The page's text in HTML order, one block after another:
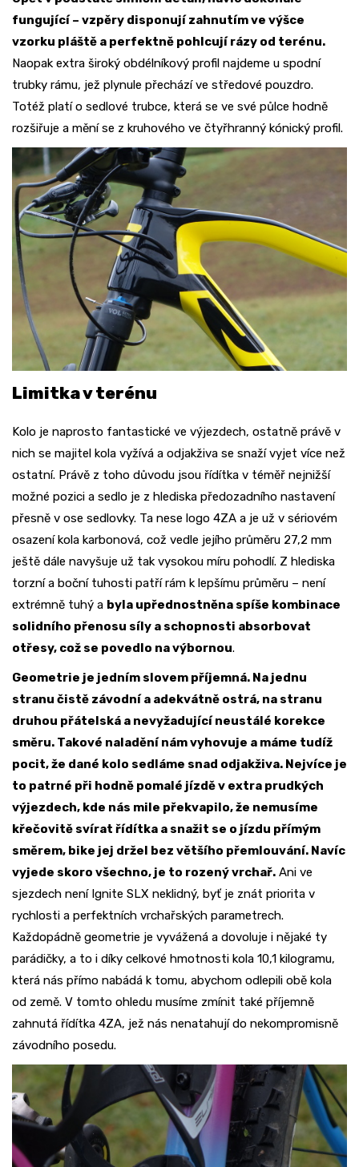
fungující – vzpěry disponují zahnutím ve výšce
vzorku pláště a perfektně pohlcují rázy od terénu.
Naopak extra široký obdélníkový profil najdeme u spodní
trubky rámu, jež plynule přechází ve středové pouzdro.
Totéž platí o sedlové trubce, která se ve své půlce hodně
rozšiřuje a mění se z kruhového ve čtyřhranný kónický profil.
Limitka v terénu
Kolo je naprosto fantastické ve výjezdech, ostatně právě v
nich se majitel kola vyžívá a odjakživa se snaží vyjet více než
ostatní. Právě z toho důvodu jsou řídítka v téměř nejnižší
možné pozici a sedlo je z hlediska předozadního nastavení
přesně v ose sedlovky. Ta nese logo 4ZA a je už v sériovém
osazení kola karbonová, což vedle jejího průměru 27,2 mm
ještě dále navyšuje už tak vysokou míru pohodlí. Z hlediska
torzní a boční tuhosti patří rám k lepšímu průměru – není
extrémně tuhý a byla upřednostněna spíše kombinace
solidního přenosu síly a schopnosti absorbovat
otřesy, což se povedlo na výbornou.
Geometrie je jedním slovem příjemná. Na jednu
stranu čistě závodní a adekvátně ostrá, na stranu
druhou přátelská a nevyžadující neustálé korekce
směru. Takové naladění nám vyhovuje a máme tudíž
pocit, že dané kolo sedláme snad odjakživa. Nejvíce je
to patrné při hodně pomalé jízdě v extra prudkých
výjezdech, kde nás mile překvapilo, že nemusíme
křečovitě svírat řídítka a snažit se o jízdu přímým
směrem, bike jej držel bez většího přemlouvání. Navíc
vyjede skoro všechno, je to rozený vrchař. Ani ve
sjezdech není Ignite SLX neklidný, byť je znát priorita v
rychlosti a perfektních vrchařských parametrech.
Každopádně geometrie je vyvážená a dovoluje i nějaké ty
parádičky, a to i díky celkové hmotnosti kola 10,1 kilogramu,
která nás přímo nabádá k tomu, abychom odlepili obě kola
od země. V tomto ohledu musíme zmínit také příjemně
zahnutá řídítka 4ZA, jež nás nenatahují do nekompromisně
závodního posedu.